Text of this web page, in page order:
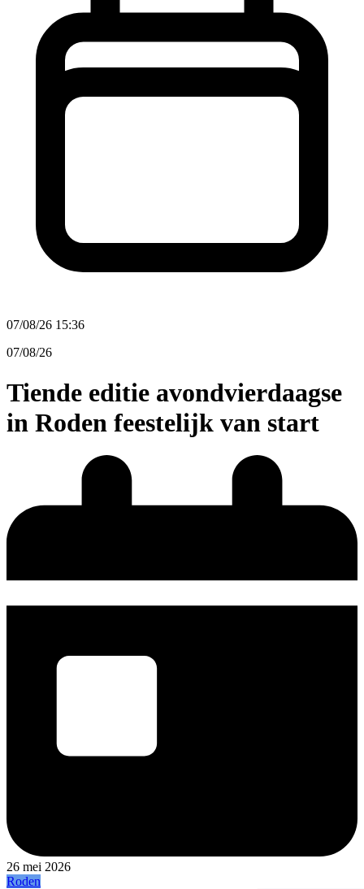
07/08/26 15:36
07/08/26
Tiende editie avondvierdaagse
in Roden feestelijk van start
26 mei 2026
Roden